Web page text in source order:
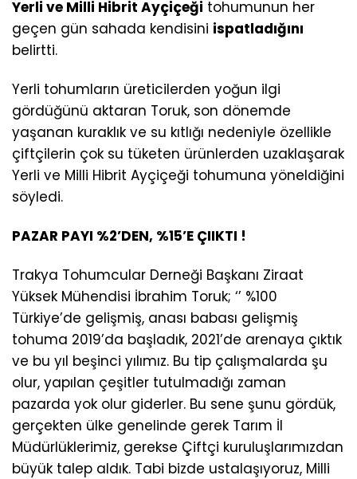
Yerli ve Milli Hibrit Ayçiçeği tohumunun her
geçen gün sahada kendisini ispatladığını
belirtti.
Yerli tohumların üreticilerden yoğun ilgi
gördüğünü aktaran Toruk, son dönemde
yaşanan kuraklık ve su kıtlığı nedeniyle özellikle
çiftçilerin çok su tüketen ürünlerden uzaklaşarak
Yerli ve Milli Hibrit Ayçiçeği tohumuna yöneldiğini
söyledi.
PAZAR PAYI %2’DEN, %15’E ÇIIKTI !
Trakya Tohumcular Derneği Başkanı Ziraat
Yüksek Mühendisi İbrahim Toruk; ‘’ %100
Türkiye’de gelişmiş, anası babası gelişmiş
tohuma 2019’da başladık, 2021’de arenaya çıktık
ve bu yıl beşinci yılımız. Bu tip çalışmalarda şu
olur, yapılan çeşitler tutulmadığı zaman
pazarda yok olur giderler. Bu sene şunu gördük,
gerçekten ülke genelinde gerek Tarım İl
Müdürlüklerimiz, gerekse Çiftçi kuruluşlarımızdan
büyük talep aldık. Tabi bizde ustalaşıyoruz, Milli